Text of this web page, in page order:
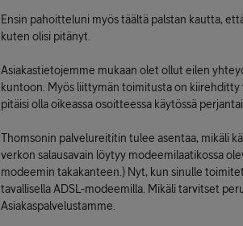
Ensin pahoitteluni myös täältä palstan kautta,
kuten olisi pitänyt.
Asiakastietojemme mukaan olet ollut eilen
kuntoon. Myös liittymän toimitusta on
pitäisi olla oikeassa osoitteessa käytössä
Thomsonin palvelureititin tulee asentaa, mikäli
verkon salausavain löytyy modeemilaatikossa
modeemin takakanteen.) Nyt, kun sinulle
tavallisella ADSL-modeemilla. Mikäli tarvitset
Asiakaspalvelustamme.